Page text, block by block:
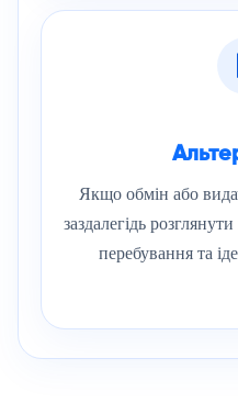
Якщо обмін або
заздалегідь
перебування та